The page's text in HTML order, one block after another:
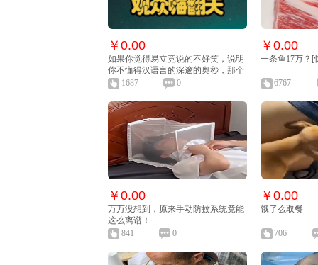
￥0.00
如果你觉得易立竞说的不好笑，说明
你不懂得汉语言的深邃的奥秒，那个
上下五千年的梗，不要太好哟，如果
写不出这样的段子！[抱拳][抱拳][抱
拳][祈祷]
1687 0
￥0.00
一条鱼17万？[
6767
￥0.00
万万没想到，原来手动防蚊系统竟能
这么离谱！
841
0
￥0.00
饿了么取餐
706